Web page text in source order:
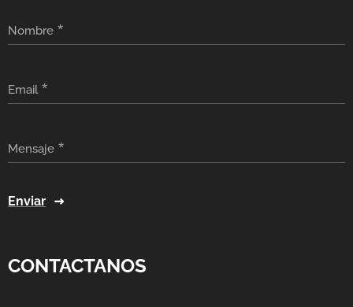
Nombre
Email
Mensaje
Enviar
CONTACTANOS